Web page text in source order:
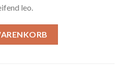
leo.